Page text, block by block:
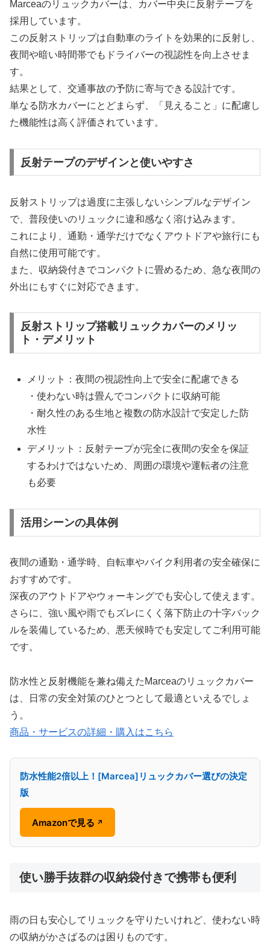
Marceaのリュックカバーは、カバー中央に反射テープを
採用しています。
この反射ストリップは自動車のライトを効果的に反射し、
夜間や暗い時間帯でもドライバーの視認性を向上させま
す。
結果として、交通事故の予防に寄与できる設計です。
単なる防水カバーにとどまらず、「見えること」に配慮し
た機能性は高く評価されています。
反射テープのデザインと使いやすさ
反射ストリップは過度に主張しないシンプルなデザイン
で、普段使いのリュックに違和感なく溶け込みます。
これにより、通勤・通学だけでなくアウトドアや旅行にも
自然に使用可能です。
また、収納袋付きでコンパクトに畳めるため、急な夜間の
外出にもすぐに対応できます。
反射ストリップ搭載リュックカバーのメリッ
ト・デメリット
メリット：夜間の視認性向上で安全に配慮できる
・使わない時は畳んでコンパクトに収納可能
・耐久性のある生地と複数の防水設計で安定した防
水性
デメリット：反射テープが完全に夜間の安全を保証
するわけではないため、周囲の環境や運転者の注意
も必要
活用シーンの具体例
夜間の通勤・通学時、自転車やバイク利用者の安全確保に
おすすめです。
深夜のアウトドアやウォーキングでも安心して使えます。
さらに、強い風や雨でもズレにくく落下防止の十字バック
ルを装備しているため、悪天候時でも安定してご利用可能
です。
防水性と反射機能を兼ね備えたMarceaのリュックカバー
は、日常の安全対策のひとつとして最適といえるでしょ
う。
商品・サービスの詳細・購入はこちら
防水性能2倍以上！[Marcea]リュックカバー選びの決定
版
Amazonで見る ↗
使い勝手抜群の収納袋付きで携帯も便利
雨の日も安心してリュックを守りたいけれど、使わない時
の収納がかさばるのは困りものです。